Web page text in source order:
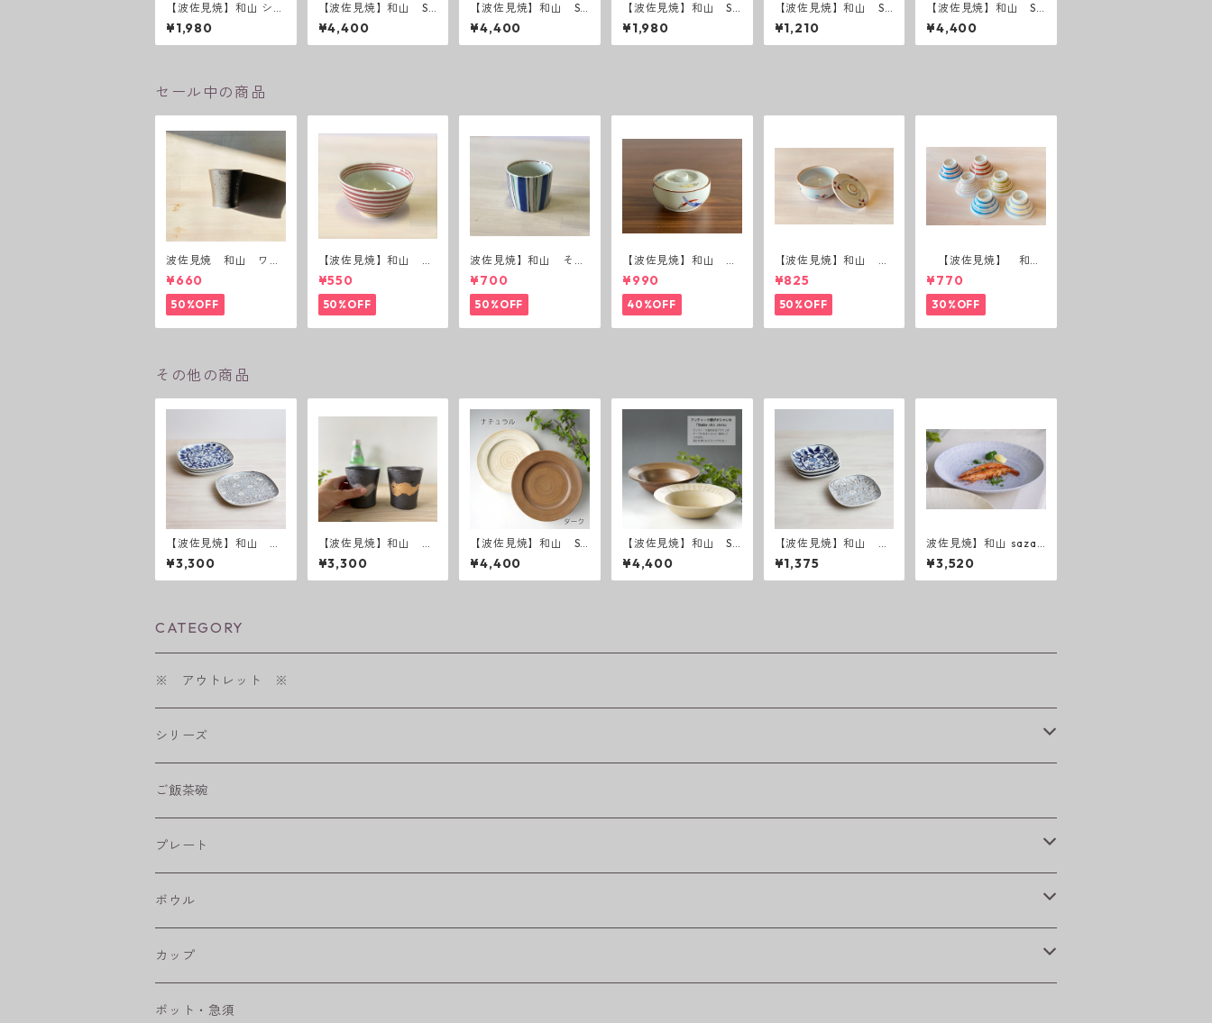
【波佐見焼】和山 シャ
ビー KKマグカップ
¥1,980
【波佐見焼】和山 Sh
abby chic style 25プ
レート
¥4,400
【波佐見焼】和山 Sh
abby chic style ボウ
ル大
¥4,400
【波佐見焼】和山 Sh
abby chic style ボウ
ル中
¥1,980
【波佐見焼】和山 Sh
abby chic style ボウ
ル小
¥1,210
【波佐見焼】和山 Sh
abby chic style 25 (
ダークグレー ／ ライ
トグレー ）
¥4,400
セール中の商品
波佐見焼 和山 ワビ
カップ 黒錆 3種(アウ
トレット）
¥660
50%OFF
【波佐見焼】和山 ボ
ーダー茶碗 赤
¥550
50%OFF
波佐見焼】和山 そば
猪口（十草）
¥700
50%OFF
【波佐見焼】和山 蓋
付丸鉢(唐辛子)
¥990
40%OFF
【波佐見焼】和山 蓋
付丸鉢(花絵)
¥825
50%OFF
【波佐見焼】 和
山 広東碗 二色ボー
ダー 全6パターン
¥770
30%OFF
その他の商品
【波佐見焼】和山 フ
ラワーパレード盛皿
¥3,300
【波佐見焼】和山 持
ちやすさ抜群の焼酎カ
ップ 刷毛 波佐見
焼
¥3,300
【波佐見焼】和山 Sh
abby chic style 25プ
レート
¥4,400
【波佐見焼】和山 Sh
abby chic style ボウ
ル大
¥4,400
【波佐見焼】和山 フ
ラワーパレード取皿
¥1,375
波佐見焼】和山 sazan
ami ７寸皿
¥3,520
CATEGORY
※ アウトレット ※
シリーズ
shabby chic style
フラワーパレード
八角シリーズ
RONDE
ベベルボウル
ご飯茶碗
プレート
楕円皿
丸皿
長皿
ボウル
大鉢
中鉢
カップ
カップ
ポット・急須